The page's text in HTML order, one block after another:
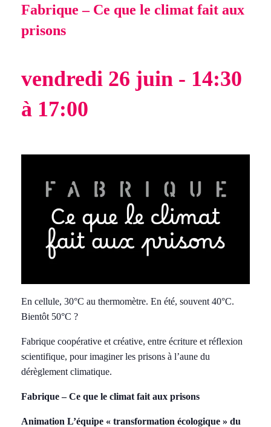
Fabrique – Ce que le climat fait aux
prisons
vendredi 26 juin - 14:30
à 17:00
En cellule, 30°C au thermomètre. En été, souvent 40°C.
Bientôt 50°C ?
Fabrique coopérative et créative, entre écriture et réflexion
scientifique, pour imaginer les prisons à l’aune du
dérèglement climatique.
Fabrique – Ce que le climat fait aux prisons
Animation L’équipe « transformation écologique » du